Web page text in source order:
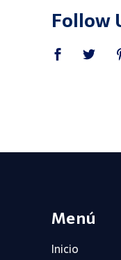
Follow
Menú
Inicio